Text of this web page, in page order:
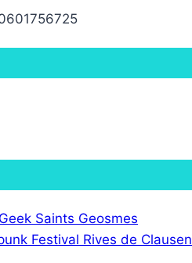
Saints Geosmes
Festival Rives de Clausen